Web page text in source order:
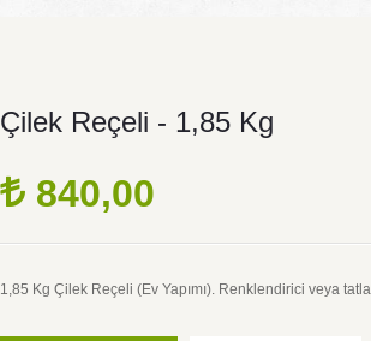
Çilek Reçeli - 1,85 Kg
840,00
1,85 Kg Çilek Reçeli (Ev Yapımı). Renklendirici veya